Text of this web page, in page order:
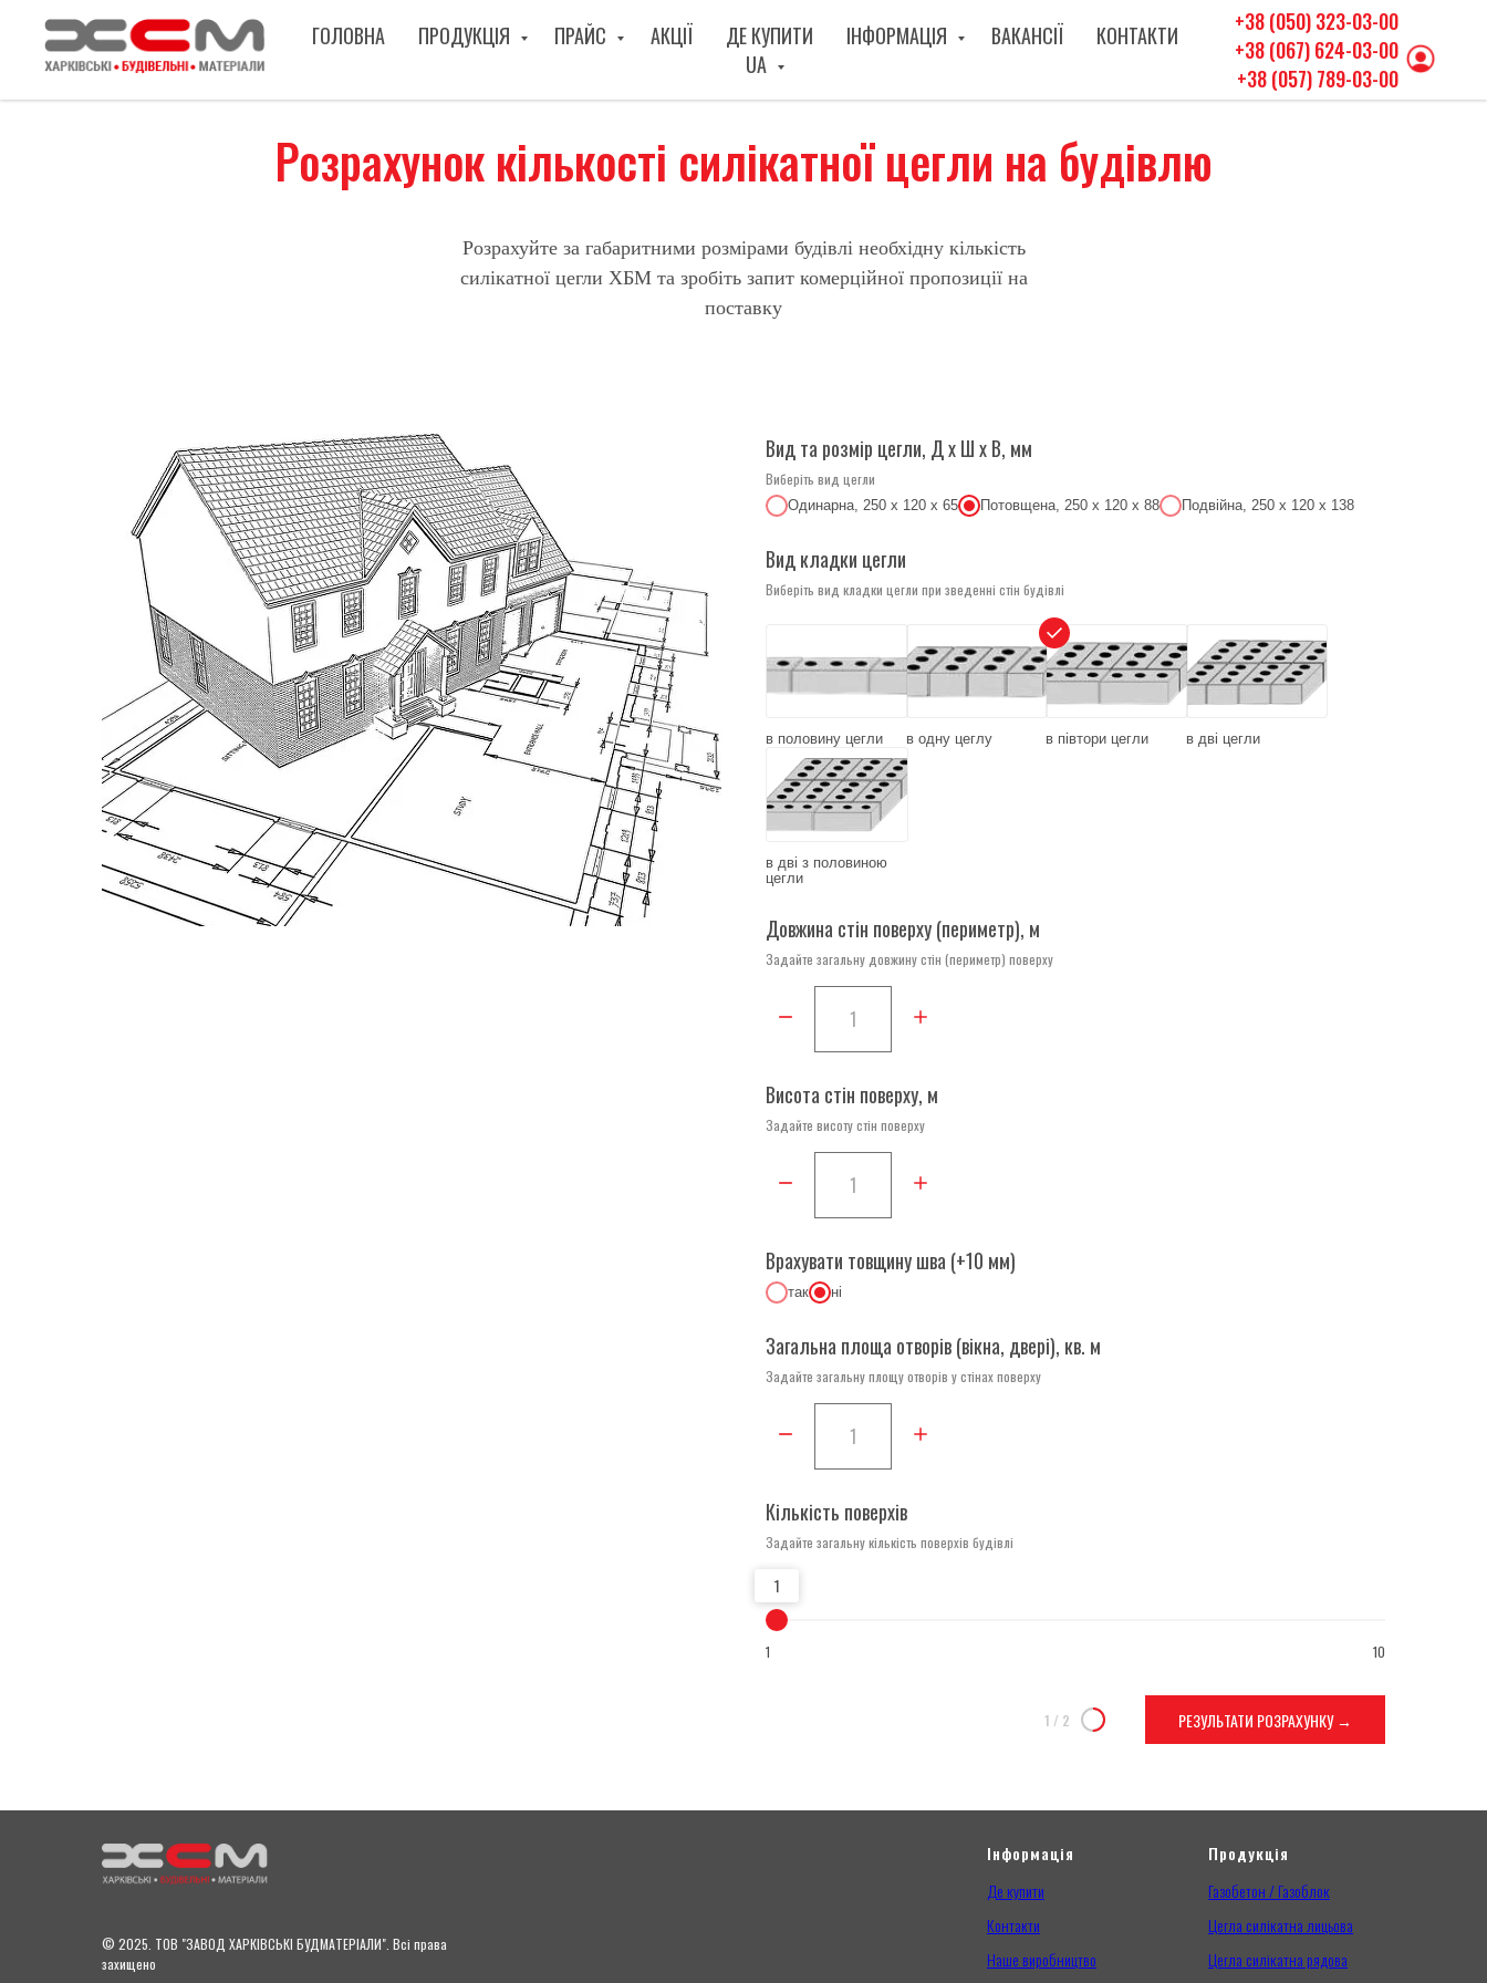
ГОЛОВНА ПРОДУКЦІЯ ПРАЙС АКЦІЇ ДЕ КУПИТИ ІНФОРМАЦІЯ ВАКАНСІЇ
КОНТАКТИ
UA
+38 (050) 323-03-00
+38 (067) 624-03-00
+38 (057) 789-03-00
Розрахунок кількості силікатної цегли на будівлю
Розрахуйте за габаритними розмірами будівлі необхідну кількість
силікатної цегли ХБМ та зробіть запит комерційної пропозиції на
поставку
Вид та розмір цегли, Д х Ш х В, мм
Виберіть вид цегли
Одинарна, 250 x 120 x 65 Потовщена, 250 х 120 х 88 Подвійна, 250 х 120 х 138
Вид кладки цегли
Виберіть вид кладки цегли при зведенні стін будівлі
в половину цегли в одну цеглу в півтори цегли в дві цегли
в дві з половиною
цегли
Довжина стін поверху (периметр), м
Задайте загальну довжину стін (периметр) поверху
Висота стін поверху, м
Задайте висоту стін поверху
Врахувати товщину шва (+10 мм)
так ні
Загальна площа отворів (вікна, двері), кв. м
Задайте загальну площу отворів у стінах поверху
Кількість поверхів
Задайте загальну кількість поверхів будівлі
1
1 10
РЕЗУЛЬТАТИ РОЗРАХУНКУ →
1 / 2
© 2025. ТОВ "ЗАВОД ХАРКІВСЬКІ БУДМАТЕРІАЛИ". Всі права
захищено
Інформація
Де купити
Контакти
Наше виробництво
Продукція
Газобетон / Газоблок
Цегла силікатна лицьова
Цегла силікатна рядова